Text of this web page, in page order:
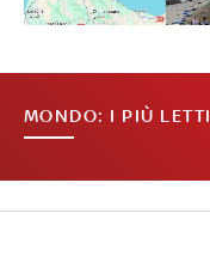
MONDO: I PIÙ LETTI